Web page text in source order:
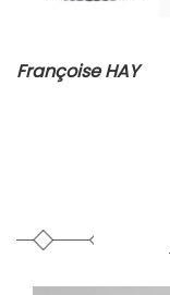
Françoise HAY